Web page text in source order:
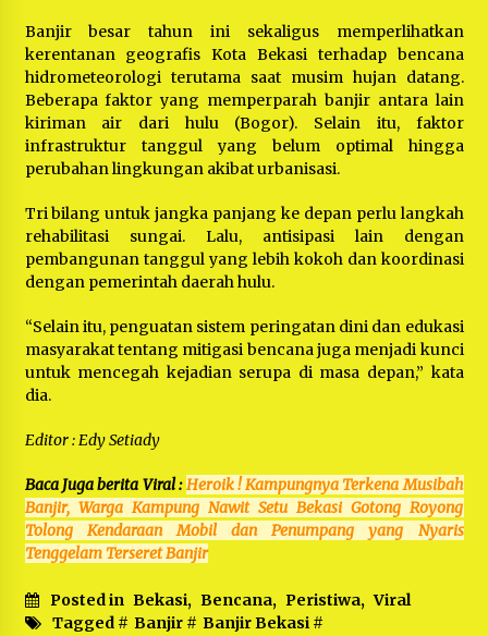
Banjir besar tahun ini sekaligus memperlihatkan
kerentanan geografis Kota Bekasi terhadap bencana
hidrometeorologi terutama saat musim hujan datang.
Beberapa faktor yang memperparah banjir antara lain
kiriman air dari hulu (Bogor). Selain itu, faktor
infrastruktur tanggul yang belum optimal hingga
perubahan lingkungan akibat urbanisasi.
Tri bilang untuk jangka panjang ke depan perlu langkah
rehabilitasi sungai. Lalu, antisipasi lain dengan
pembangunan tanggul yang lebih kokoh dan koordinasi
dengan pemerintah daerah hulu.
“Selain itu, penguatan sistem peringatan dini dan edukasi
masyarakat tentang mitigasi bencana juga menjadi kunci
untuk mencegah kejadian serupa di masa depan,” kata
dia.
Editor : Edy Setiady
Baca Juga berita Viral :Heroik ! Kampungnya Terkena Musibah
Banjir, Warga Kampung Nawit Setu Bekasi Gotong Royong
Tolong Kendaraan Mobil dan Penumpang yang Nyaris
Tenggelam Terseret Banjir
Posted in Bekasi, Bencana, Peristiwa, Viral
Tagged # Banjir# Banjir Bekasi#